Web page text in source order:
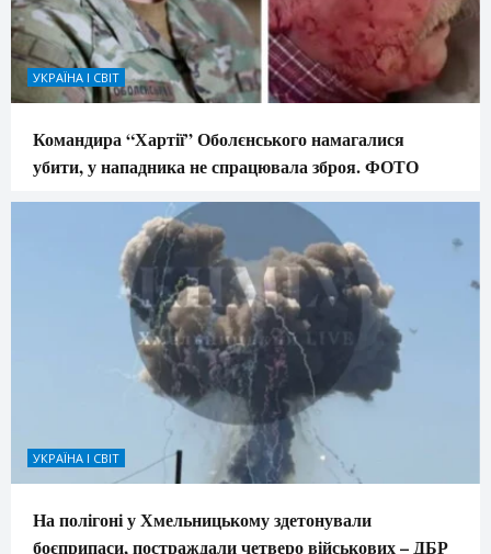
УКРАЇНА І СВІТ
Командира “Хартії” Оболєнського намагалися
убити, у нападника не спрацювала зброя. ФОТО
УКРАЇНА І СВІТ
На полігоні у Хмельницькому здетонували
боєприпаси, постраждали четверо військових – ДБР